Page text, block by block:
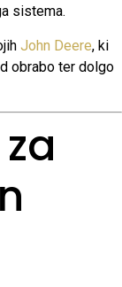
sistema.
John Deere, ki
obrabo ter dolgo